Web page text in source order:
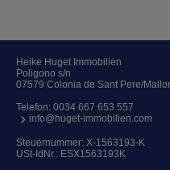
Stand
Heike Huget Immobilien
Poligono s/n
07579 Colonia de Sant Pere/
Telefon: 0034 667 653 557
info@huget-immobilien.com
Steuernummer: X-1563193-K
USt-IdNr.: ESX1563193K